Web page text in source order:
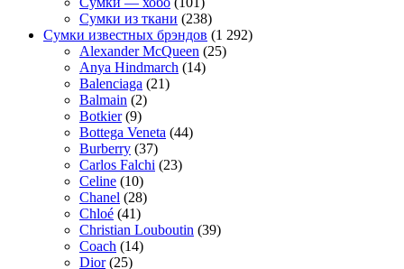
Сумки из ткани (238)
Сумки известных брэндов (1 292)
Alexander McQueen (25)
Anya Hindmarch (14)
Balenciaga (21)
Balmain (2)
Botkier(9)
Bottega Veneta (44)
Burberry (37)
Carlos Falchi (23)
Celine (10)
Chanel (28)
Chloé (41)
Christian Louboutin (39)
Coach (14)
Dior(25)